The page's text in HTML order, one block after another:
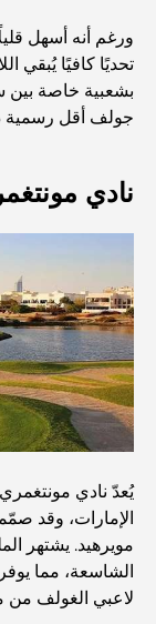
أندر سيارة
منصات
نادي شاطئ
أفضل مدارس
الأمور
المخطط
مطعم دار
أغلى
مطاعم شاطئ J1: وجهة دبي الجديدة لتناول الطعام الفاخر
ورغم أنه أسهل
تحديًا كافيًا يُبقي
بشعبية خاصة بين
جولف أقل رسمية
نادي
يُعدّ نادي
الإمارات، وقد
مويرهيد. يشتهر
الشاسعة، مما
لاعبي الغولف من